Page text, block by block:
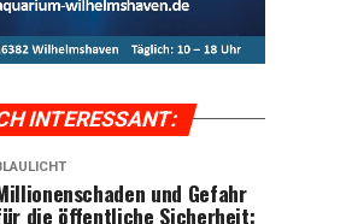
INTER­ES­SANT:
und Gefahr
die öffent­li­che Sicher­heit: